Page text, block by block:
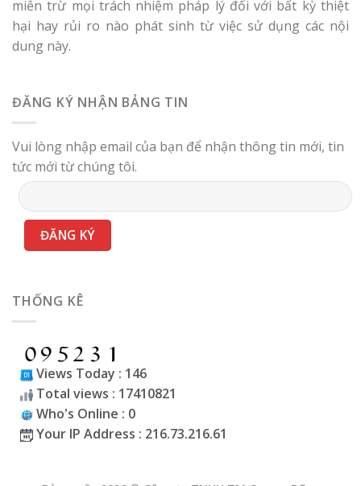
miễn trừ mọi trách nhiệm pháp lý đối với bất kỳ thiệt
hại hay rủi ro nào phát sinh từ việc sử dụng các nội
dung này.
ĐĂNG KÝ NHẬN BẢNG TIN
Vui lòng nhập email của bạn để nhận thông tin mới, tin
tức mới từ chúng tôi.
THỐNG KÊ
Views Today : 146
Total views : 17410821
Who's Online : 0
Your IP Address : 216.73.216.61